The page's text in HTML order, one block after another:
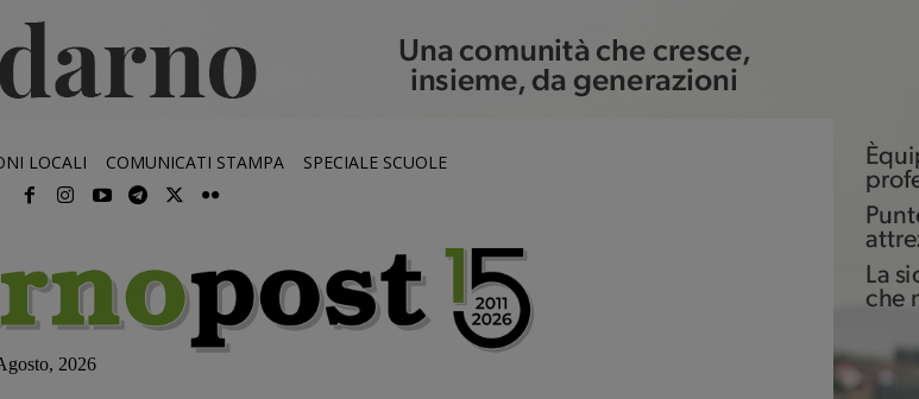
LOCALI COMUNICATI STAMPA SPECIALE SCUOLE
2026